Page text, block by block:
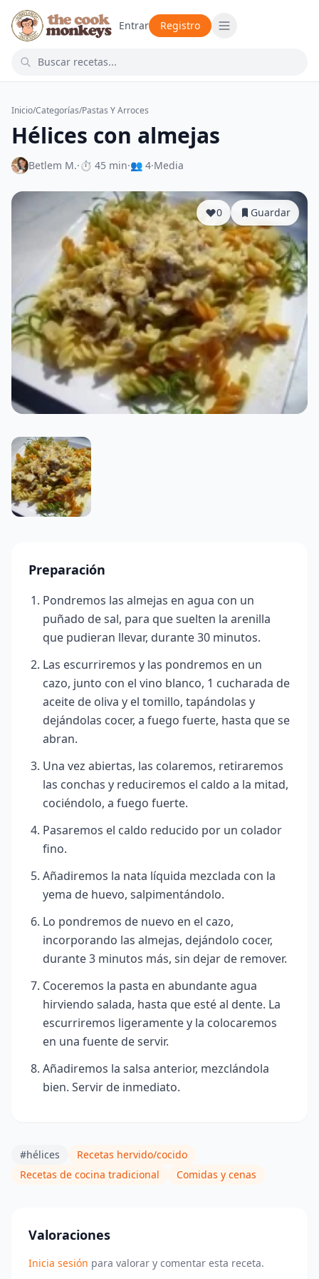
Entrar Registro
Inicio/Categorías/Pastas Y Arroces
Hélices con almejas
Betlem M.·⏱ 45 min·👥 4·Media
0 Guardar
Preparación
Pondremos las almejas en agua con un
puñado de sal, para que suelten la arenilla
que pudieran llevar, durante 30 minutos.
Las escurriremos y las pondremos en un
cazo, junto con el vino blanco, 1 cucharada de
aceite de oliva y el tomillo, tapándolas y
dejándolas cocer, a fuego fuerte, hasta que se
abran.
Una vez abiertas, las colaremos, retiraremos
las conchas y reduciremos el caldo a la mitad,
cociéndolo, a fuego fuerte.
Pasaremos el caldo reducido por un colador
fino.
Añadiremos la nata líquida mezclada con la
yema de huevo, salpimentándolo.
Lo pondremos de nuevo en el cazo,
incorporando las almejas, dejándolo cocer,
durante 3 minutos más, sin dejar de remover.
Coceremos la pasta en abundante agua
hirviendo salada, hasta que esté al dente. La
escurriremos ligeramente y la colocaremos
en una fuente de servir.
Añadiremos la salsa anterior, mezclándola
bien. Servir de inmediato.
#hélices
Recetas hervido/cocido
Recetas de cocina tradicional
Comidas y cenas
Valoraciones
Inicia sesión para valorar y comentar esta receta.